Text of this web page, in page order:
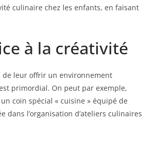
culinaire chez les enfants, en faisant
à la créativité
de leur offrir un environnement
primordial. On peut par exemple,
coin spécial « cuisine » équipé de
l’organisation d’ateliers culinaires